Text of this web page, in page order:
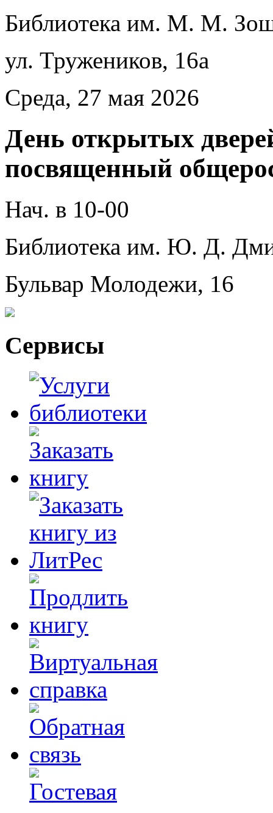
Библиотека им. М. М.
ул. Тружеников, 16а
Среда, 27 мая 2026
День открытых
посвященный
Нач. в 10-00
Библиотека им. Ю. Д.
Бульвар Молодежи, 16
Сервисы